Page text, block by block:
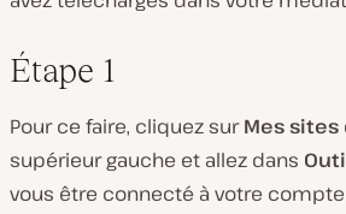
Étape 1
Pour ce faire, cliquez surMes sites
supérieur gauche et allez dans
vous être connecté à votre compte